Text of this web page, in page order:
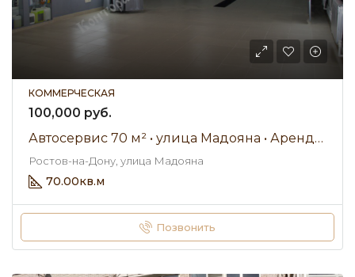
КОММЕРЧЕСКАЯ
100,000 руб.
Автосервис 70 м² • улица Мадояна • Аренда 100 000 ₽/мес
Ростов-на-Дону, улица Мадояна
70.00кв.м
Позвонить